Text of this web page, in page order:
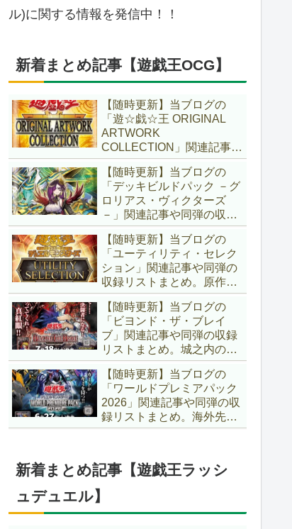
ル)に関する情報を発信中！！
新着まとめ記事【遊戯王OCG】
【随時更新】当ブログの
「遊☆戯☆王 ORIGINAL
ARTWORK
COLLECTION」関連記事や
同弾の収録リストまとめ。
マンガスタイルとオーバー
フレームに焦点を当てた新
商品！！また、原作のモン
スターもリメイクされてい
ます！！【遊戯王OCG】
【随時更新】当ブログの
「デッキビルドパック －グ
ロリアス・ヴィクターズ
－」関連記事や同弾の収録
リストまとめ。効果を持た
ない古のモンスターを使役
する儀式テーマ「セネト」
に加え、「レイズ・ムー
ン」や「異解△」も登
場！！【遊戯王OCG】
【随時更新】当ブログの
「ユーティリティ・セレク
ション」関連記事や同弾の
収録リストまとめ。原作の
名シーンや懐かしの人気モ
ンスターをイメージした新
規カードが多数登場！！ま
た、「ドミナス」などの豪
華再録にも注目ですね～。
【遊戯王OCG】
【随時更新】当ブログの
「ビヨンド・ザ・ブレイ
ブ」関連記事や同弾の収録
リストまとめ。城之内のカ
ードたちが『時の黒魔術
師』関連となってリメイ
ク！！さらに、「Ｄ－ＨＥ
ＲＯ」の『幽獄の時計塔』
も待望のリメイクです！！
【随時更新】当ブログの
「ワールドプレミアパック
2026」関連記事や同弾の収
録リストまとめ。海外先行
カードが例年より早く来
ージした『リビングデッド
の呼び声』関連に注目が集
新着まとめ記事【遊戯王ラッシ
ュデュエル】